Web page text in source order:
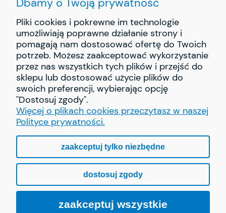
INFORMACJE
PŁATNOŚCI I DOSTAWA
O NAS
Sklep internetowy Shoper.pl
Pliki cookies i pokrewne im technologie
umożliwiają poprawne działanie strony i
pomagają nam dostosować ofertę do Twoich
potrzeb. Możesz zaakceptować wykorzystanie
przez nas wszystkich tych plików i przejść do
sklepu lub dostosować użycie plików do
swoich preferencji, wybierając opcję
"Dostosuj zgody".
Więcej o plikach cookies przeczytasz w naszej
Polityce prywatności.
zaakceptuj tylko niezbędne
dostosuj zgody
zaakceptuj wszystkie